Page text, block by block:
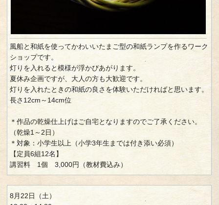
風船と和紙を使ってかわいいたまご型の和紙ランプを作るワーク
ショップです。
灯りを入れると模様が浮かびあがります。
夏休み企画ですが、大人の方も大歓迎です。
灯りを入れたときの和紙の良さを体験いただければと思います。
長さ12cm～14cm位
＊作品の乾燥仕上げはご自宅となりますのでご了承ください。
（乾燥1～2日）
＊対象：小学生以上（小学3年生までは付き添い必須）
【定員6組12名】
講習料 1個 3,000円（教材費込み）
8月22日（土）